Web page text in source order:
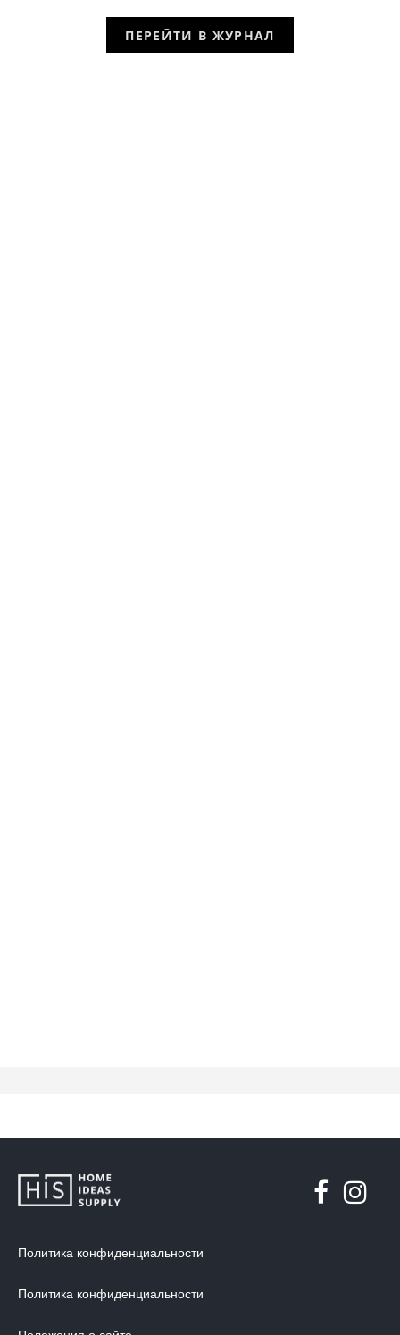
ПЕРЕЙТИ В ЖУРНАЛ
Политика конфиденциальности
Политика конфиденциальности